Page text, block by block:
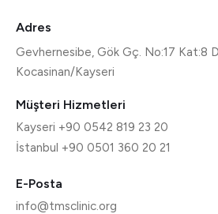
Adres
Gevhernesibe, Gök Gç. No:17 Kat:8
Kocasinan/Kayseri
Müşteri Hizmetleri
Kayseri +90 0542 819 23 20
İstanbul +90 0501 360 20 21
E-Posta
info@tmsclinic.org